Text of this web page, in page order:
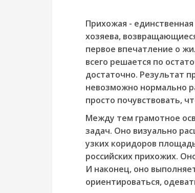
Прихожая -
хозяева,
первое впечатление о
всего решается по
достаточно. Результат
невозможно нормально
просто почувствовать,
Между тем грамотное
задач. Оно визуально
узких коридоров
российских прихожих.
И наконец, оно
ориентироваться,